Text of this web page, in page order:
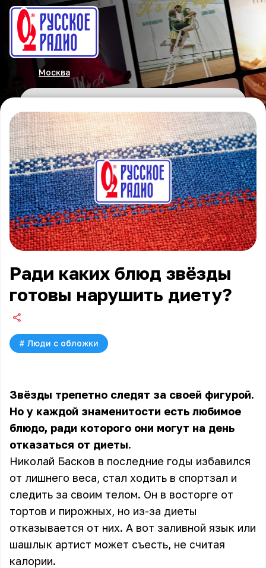
Москва
Ради каких блюд звёзды
готовы нарушить диету?
# Люди с обложки
Звёзды трепетно следят за своей фигурой.
Но у каждой знаменитости есть любимое
блюдо, ради которого они могут на день
отказаться от диеты.
Николай Басков в последние годы избавился
от лишнего веса, стал ходить в спортзал и
следить за своим телом. Он в восторге от
тортов и пирожных, но из-за диеты
отказывается от них. А вот заливной язык или
шашлык артист может съесть, не считая
калории.